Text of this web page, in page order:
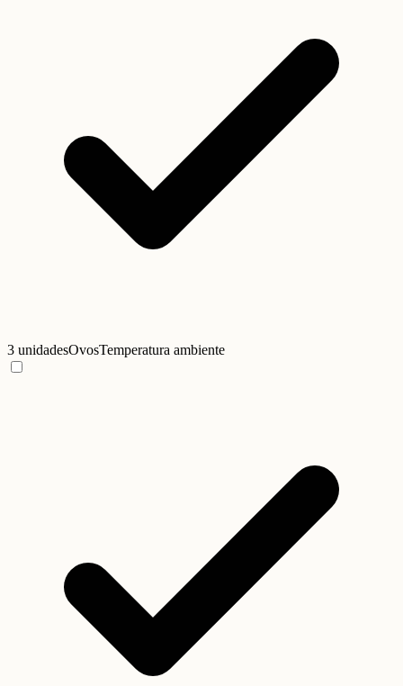
3 unidadesOvosTemperatura ambiente